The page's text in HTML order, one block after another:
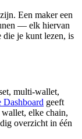
Een maker een
— elk hiervan
die je kunt lezen, is
multi-wallet,
Dashboard geeft
elke chain,
overzicht in één